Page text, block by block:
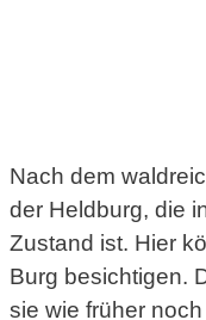
Nach dem
der Heldburg, die
Zustand ist. Hier
Burg besichtigen.
sie wie früher